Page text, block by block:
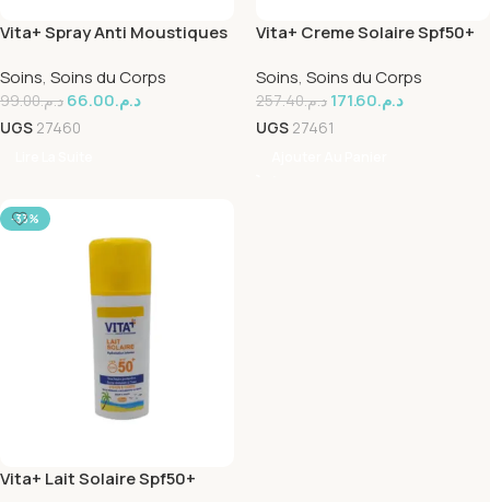
Vita+ Spray Anti Moustiques
Soins, Soins du Corps
د.م.99.00 د.م.66.00
UGS 27460
Vita+ Creme Solaire Spf50+
Soins, Soins du Corps
د.م.257.40 د.م.171.60
UGS 27461
-33%
Vita+ Lait Solaire Spf50+